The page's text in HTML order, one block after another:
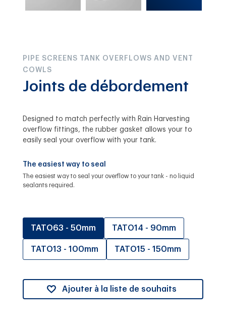
PIPE SCREENS TANK OVERFLOWS AND VENT
COWLS
Joints de débordement
Designed to match perfectly with Rain Harvesting
overflow fittings, the rubber gasket allows your to
easily seal your overflow with your tank.
The easiest way to seal
The easiest way to seal your overflow to your tank - no liquid
sealants required.
TATO63 - 50mm TATO14 - 90mm
TATO13 - 100mm TATO15 - 150mm
Ajouter à la liste de souhaits